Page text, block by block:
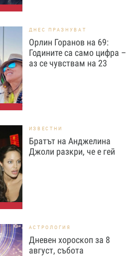
ДНЕС ПРАЗНУВАТ
Орлин Горанов на 69:
Годините са само цифра –
аз се чувствам на 23
ИЗВЕСТНИ
Братът на Анджелина
Джоли разкри, че е гей
АСТРОЛОГИЯ
Дневен хороскоп за 8
август, събота